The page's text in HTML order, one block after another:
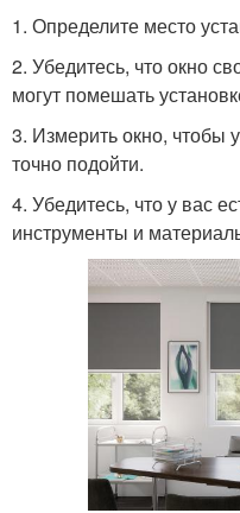
1. Определите место
2. Убедитесь, что окно
могут помешать
3. Измерить окно, чтобы
точно подойти.
4. Убедитесь, что у вас
инструменты и